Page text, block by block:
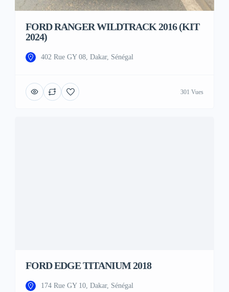
FORD RANGER WILDTRACK 2016 (KIT
2024)
402 Rue GY 08, Dakar, Sénégal
301 Vues
FORD EDGE TITANIUM 2018
174 Rue GY 10, Dakar, Sénégal